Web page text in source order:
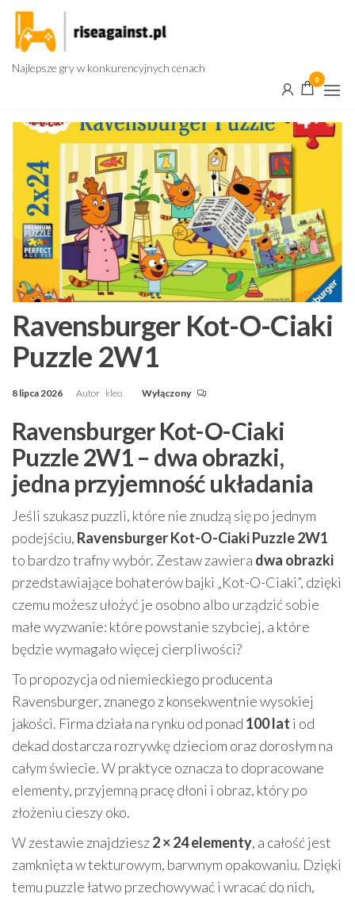
Przejdź
treści
Najlepsze gry w konkurencyjnych cenach
0
Ravensburger Kot-O-Ciaki
Puzzle 2W1
8 lipca 2026 Autor kleo Wyłączony
Ravensburger Kot-O-Ciaki
Puzzle 2W1 – dwa obrazki,
jedna przyjemność układania
Jeśli szukasz puzzli, które nie znudzą się po jednym
podejściu, Ravensburger Kot-O-Ciaki Puzzle 2W1
to bardzo trafny wybór. Zestaw zawiera dwa obrazki
przedstawiające bohaterów bajki „Kot-O-Ciaki”, dzięki
czemu możesz ułożyć je osobno albo urządzić sobie
małe wyzwanie: które powstanie szybciej, a które
będzie wymagało więcej cierpliwości?
To propozycja od niemieckiego producenta
Ravensburger, znanego z konsekwentnie wysokiej
jakości. Firma działa na rynku od ponad 100 lat i od
dekad dostarcza rozrywkę dzieciom oraz dorosłym na
całym świecie. W praktyce oznacza to dopracowane
elementy, przyjemną pracę dłoni i obraz, który po
złożeniu cieszy oko.
W zestawie znajdziesz2 × 24 elementy, a całość jest
zamknięta w tekturowym, barwnym opakowaniu. Dzięki
temu puzzle łatwo przechowywać i wracać do nich,